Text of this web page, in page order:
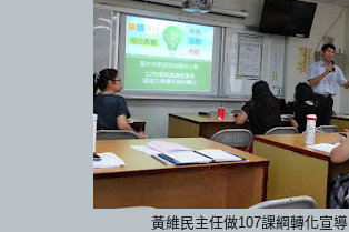
黃維民主任做107課綱轉化宣導